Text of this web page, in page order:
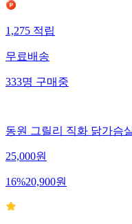
1,275적립
무료배송
333명구매중
동원 그릴리 직화 닭가슴
25,000원
16%20,900원